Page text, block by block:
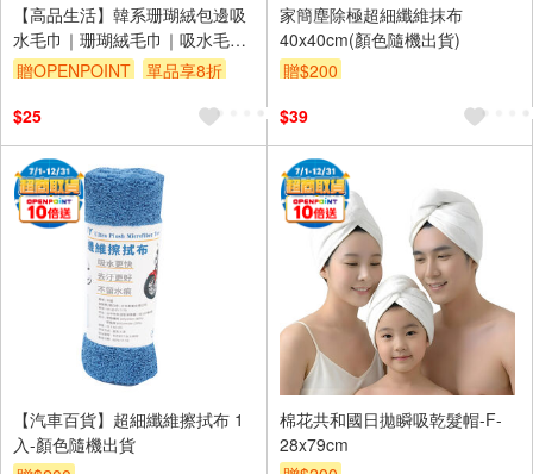
【高品生活】韓系珊瑚絨包邊吸
水毛巾｜珊瑚絨毛巾｜吸水毛巾
｜小毛巾｜擦手毛巾｜韓版珊瑚
贈OPENPOINT
單品享8折
$25
家簡塵除極超細纖維抹布
40x40cm(顏色隨機出貨)
贈$200
$39
【汽車百貨】超細纖維擦拭布 1
入-顏色隨機出貨
棉花共和國日拋瞬吸乾髮帽-F-
28x79cm